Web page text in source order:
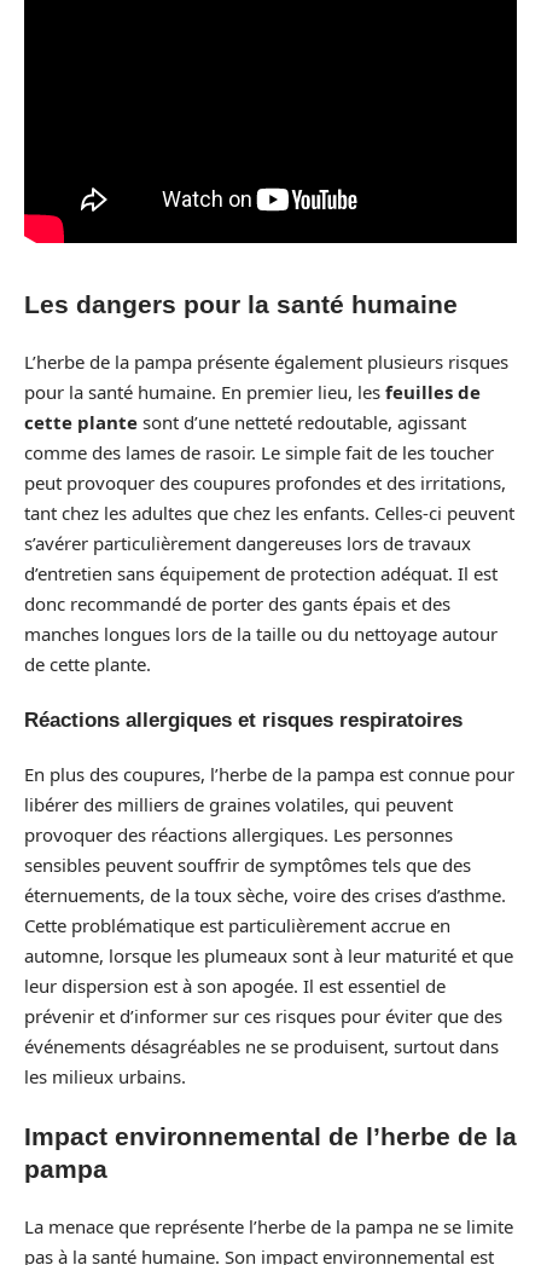
Les dangers pour la santé humaine
L’herbe de la pampa présente également plusieurs risques
pour la santé humaine. En premier lieu, les feuilles de
cette plante sont d’une netteté redoutable, agissant
comme des lames de rasoir. Le simple fait de les toucher
peut provoquer des coupures profondes et des irritations,
tant chez les adultes que chez les enfants. Celles-ci peuvent
s’avérer particulièrement dangereuses lors de travaux
d’entretien sans équipement de protection adéquat. Il est
donc recommandé de porter des gants épais et des
manches longues lors de la taille ou du nettoyage autour
de cette plante.
Réactions allergiques et risques respiratoires
En plus des coupures, l’herbe de la pampa est connue pour
libérer des milliers de graines volatiles, qui peuvent
provoquer des réactions allergiques. Les personnes
sensibles peuvent souffrir de symptômes tels que des
éternuements, de la toux sèche, voire des crises d’asthme.
Cette problématique est particulièrement accrue en
automne, lorsque les plumeaux sont à leur maturité et que
leur dispersion est à son apogée. Il est essentiel de
prévenir et d’informer sur ces risques pour éviter que des
événements désagréables ne se produisent, surtout dans
les milieux urbains.
Impact environnemental de l’herbe de la
pampa
La menace que représente l’herbe de la pampa ne se limite
pas à la santé humaine. Son impact environnemental est